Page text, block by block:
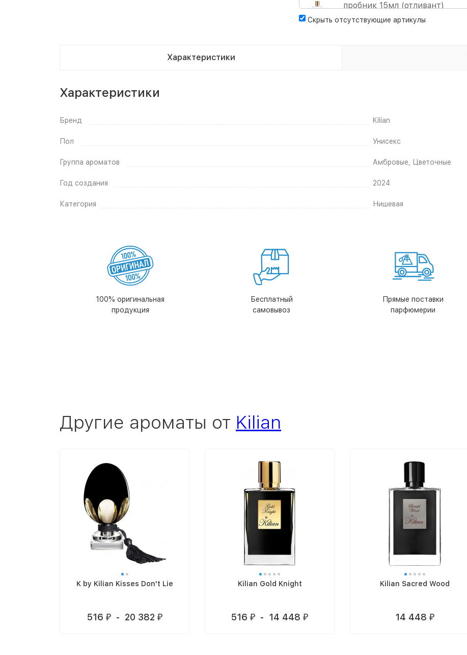
пробник 15мл (отливант)
Артикул: 465823
Скрыть отсутствующие артикулы
Характеристики
Характеристики
Бренд Kilian
Пол Унисекс
Группа ароматов Амбровые, Цветочные
Год создания 2024
Категория Нишевая
100% оригинальная
продукция
Бесплатный
самовывоз
Прямые поставки
парфюмерии
Другие ароматы от Kilian
K by Kilian Kisses Don't Lie
516 ₽ - 20 382 ₽
Kilian Gold Knight
516 ₽ - 14 448 ₽
Kilian Sacred Wood
14 448 ₽